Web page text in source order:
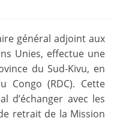
général adjoint aux
Unies, effectue une
du Sud-Kivu, en
Congo (RDC). Cette
d’échanger avec les
retrait de la Mission